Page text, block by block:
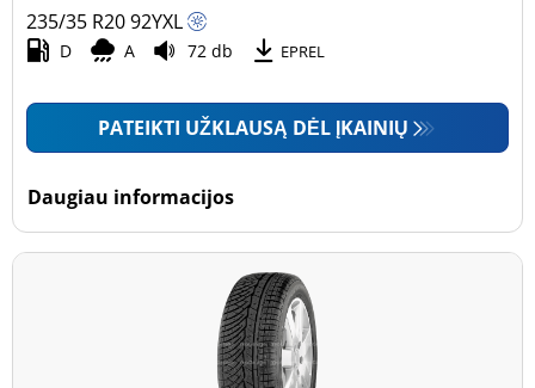
235/35 R2092YXL
D A 72 db EPREL
PATEIKTI UŽKLAUSĄ DĖL ĮKAINIŲ
Daugiau informacijos